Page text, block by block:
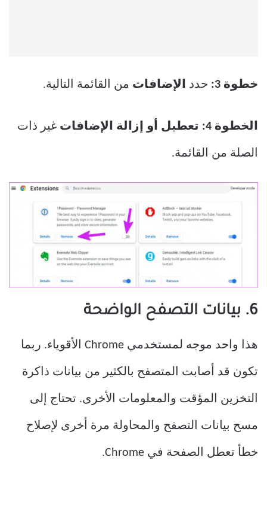
خطوة 3: حدد الإضافات من القائمة التالية.
الخطوة 4: تعطيل أو إزالة الإضافات غير ذات
الصلة من القائمة.
6. بيانات التصفح الواضحة
هذا واحد موجه لمستخدمي Chrome الأقوياء. ربما
تكون قد أصابت المتصفح بالكثير من بيانات ذاكرة
التخزين المؤقت والمعلومات الأخرى. تحتاج إلى
مسح بيانات التصفح والمحاولة مرة أخرى لإصلاح
خطأ تعطل الصفحة في Chrome.